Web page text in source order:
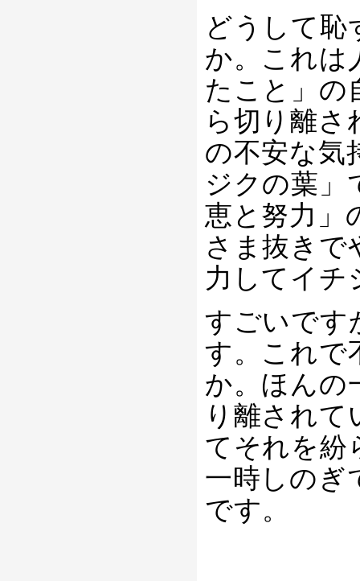
どうして恥
か。これは
たこと」の
ら切り離さ
の不安な気
ジクの葉」
恵と努力」
さま抜きで
力してイチ
すごいです
す。これで
か。ほんの
り離されて
てそれを紛
一時しのぎ
です。